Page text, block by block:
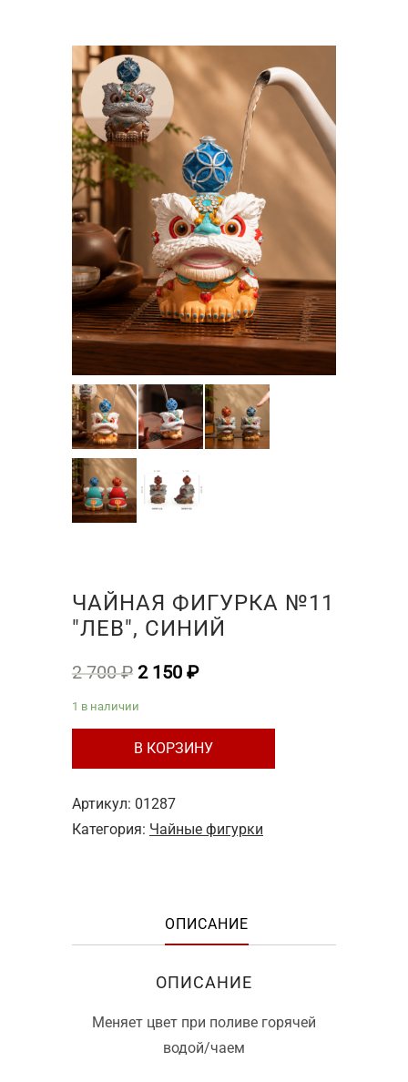
ЧАЙНАЯ ФИГУРКА №11
"ЛЕВ", СИНИЙ
2 700₽ Первоначальная
2
700 ₽.
2 150 ₽Текущая
150 ₽.
1 в наличии
Количество
товара
фигурка
В КОРЗИНУ
Артикул: 01287
Категория: Чайные фигурки
ОПИСАНИЕ
ОПИСАНИЕ
Меняет цвет при поливе горячей
водой/чаем